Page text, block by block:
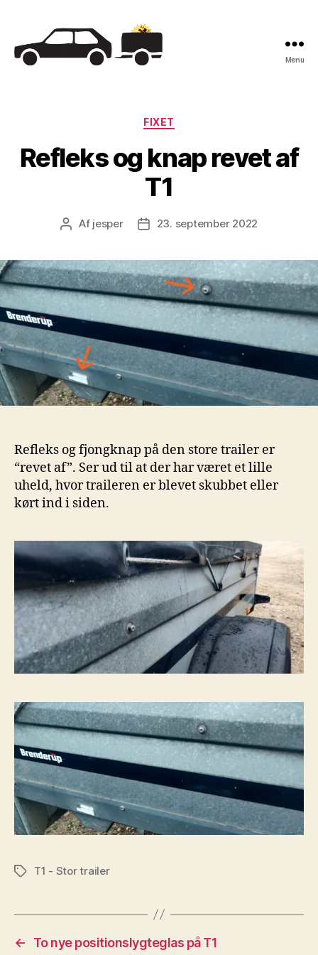
Menu
Kategorier
FIXET
Refleks og knap revet af
T1
Indlægsforfatter
Af jesper Indlægsdato
23. september 2022
Refleks og fjongknap på den store trailer er
“revet af”. Ser ud til at der har været et lille
uheld, hvor traileren er blevet skubbet eller
kørt ind i siden.
TagsT1 - Stor trailer
← To nye positionslygteglas på T1